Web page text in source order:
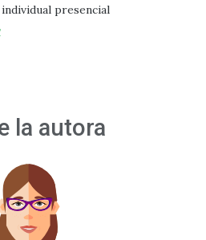
presencial
la autora